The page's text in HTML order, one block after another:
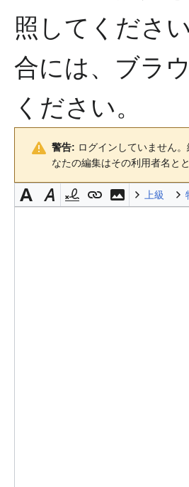
移
動
照してくださ
合には、ブラ
ください。
警告: ログインしていません
なたの編集はその利用者名と
上級